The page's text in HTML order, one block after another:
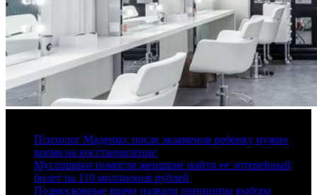
Психолог Маденко: после экзаменов ребенку нужно
время на восстановление
Мусорщики помогли женщине найти ее лотерейный
билет на 110 миллионов рублей
Подмосковные врачи назвали принципы выбора